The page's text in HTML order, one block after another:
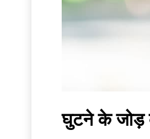
घुटने के जोड़